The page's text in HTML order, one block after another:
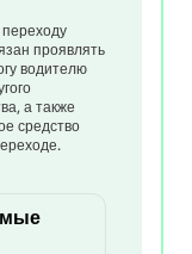
проявлять
водителю
а также
средство